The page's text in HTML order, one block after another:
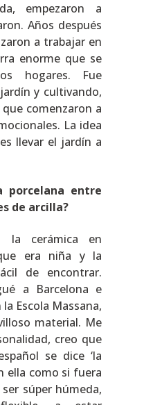
empezaron a
Años después
a trabajar en
enorme que se
hogares. Fue
y cultivando,
comenzaron a
La idea
llevar el jardín a
porcelana entre
de arcilla?
la cerámica en
era niña y la
de encontrar.
a Barcelona e
Escola Massana,
material. Me
creo que
se dice ‘la
ella como si fuera
súper húmeda,